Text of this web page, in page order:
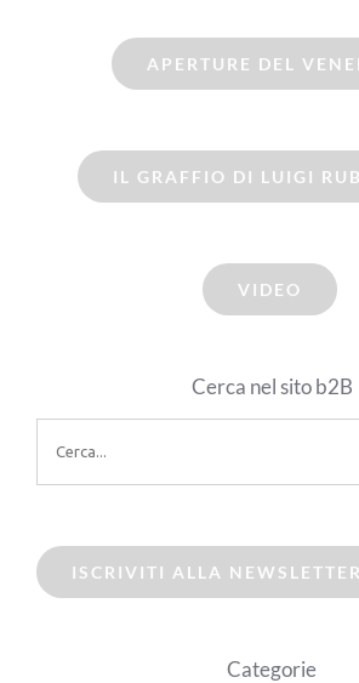
APERTURE DEL
IL GRAFFIO DI LUIGI
VIDEO
Cerca nel sito b2B
per:
ISCRIVITI ALLA NEWSLETTER
Categorie